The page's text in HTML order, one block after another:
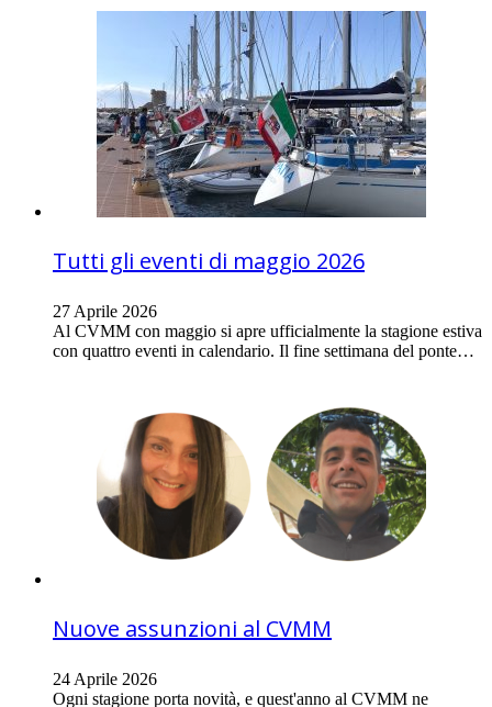
Tutti gli eventi di maggio 2026
27 Aprile 2026
Al CVMM con maggio si apre ufficialmente la stagione estiva
con quattro eventi in calendario. Il fine settimana del ponte…
Nuove assunzioni al CVMM
24 Aprile 2026
Ogni stagione porta novità, e quest'anno al CVMM ne